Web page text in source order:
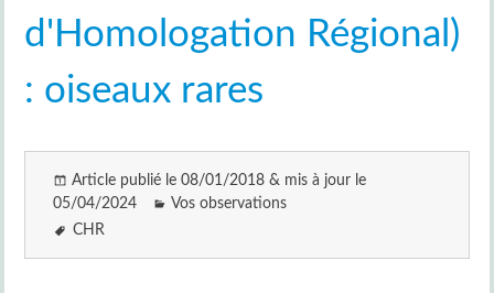
d'Homologation Régional)
: oiseaux rares
Article publié le 08/01/2018 & mis à jour le
05/04/2024
Vos observations
CHR